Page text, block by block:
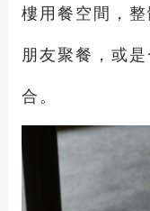
樓用餐空間，整
朋友聚餐，或
合。